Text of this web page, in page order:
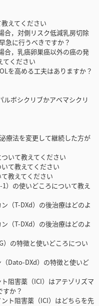
えてください
，対側リスク低減乳房切除
急に行うべきですか？
，乳癌卵巣癌以外の癌の発
てください
を高める工夫はありますか？
ボシクリブかアベマシクリ
療法を変更して継続した方が
いて教えてください
て教えてください
教えてください
）の使いどころについて教え
T-DXd）の後治療はどのよ
T-DXd）の後治療はどのよ
の特徴と使いどころについ
Dato-DXd）の特徴と使いど
阻害薬（ICI）はアテゾリズマ
か？
ト阻害薬（ICI）はどちらを先